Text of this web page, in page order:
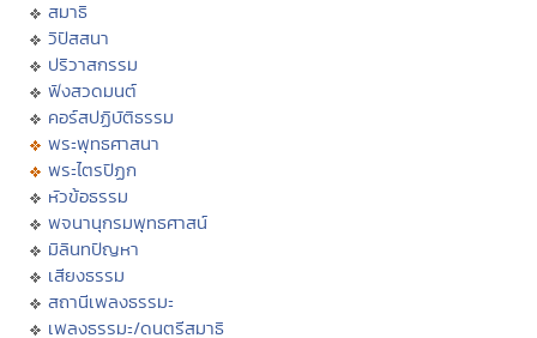
สมาธิ
วิปัสสนา
ปริวาสกรรม
ฟังสวดมนต์
คอร์สปฏิบัติธรรม
พระพุทธศาสนา
พระไตรปิฏก
หัวข้อธรรม
พจนานุกรมพุทธศาสน์
มิลินทปัญหา
เสียงธรรม
สถานีเพลงธรรมะ
เพลงธรรมะ/ดนตรีสมาธิ